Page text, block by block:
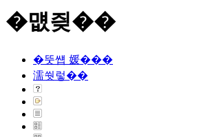
�먮즺��
�뚯썝 媛���
濡쒓렇��